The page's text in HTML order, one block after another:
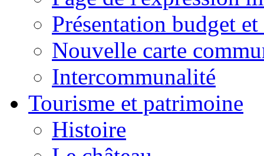
Présentation budget
Nouvelle carte
Intercommunalité
Tourisme et patrimoine
Histoire